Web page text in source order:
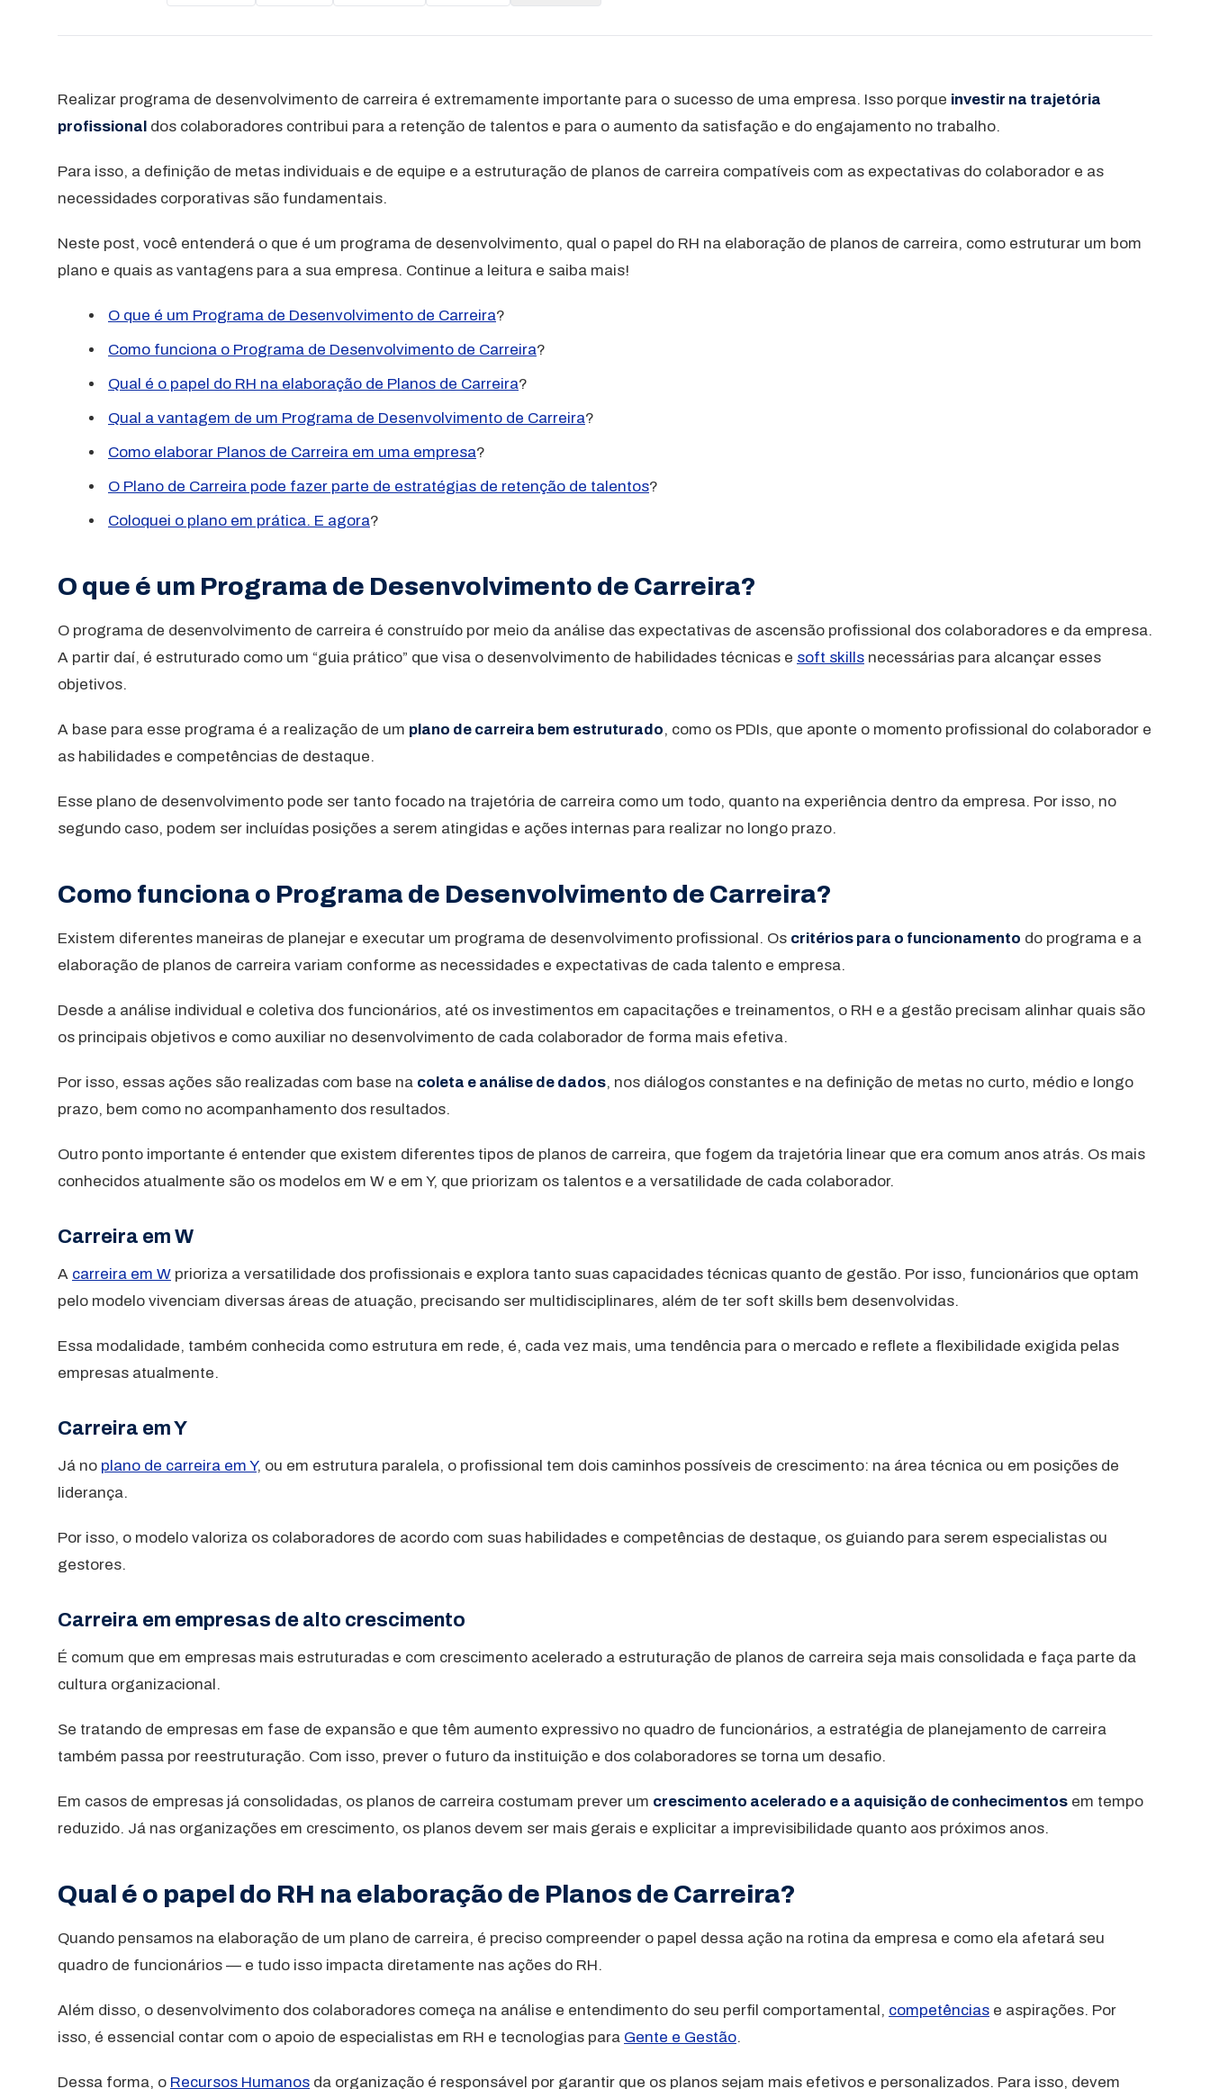
Realizar programa de desenvolvimento de carreira é extremamente importante para o sucesso de uma empresa. Isso porque investir na trajetória
profissional dos colaboradores contribui para a retenção de talentos e para o aumento da satisfação e do engajamento no trabalho.
Para isso, a definição de metas individuais e de equipe e a estruturação de planos de carreira compatíveis com as expectativas do colaborador e as
necessidades corporativas são fundamentais.
Neste post, você entenderá o que é um programa de desenvolvimento, qual o papel do RH na elaboração de planos de carreira, como estruturar um bom
plano e quais as vantagens para a sua empresa. Continue a leitura e saiba mais!
O que é um Programa de Desenvolvimento de Carreira?
Como funciona o Programa de Desenvolvimento de Carreira?
Qual é o papel do RH na elaboração de Planos de Carreira?
Qual a vantagem de um Programa de Desenvolvimento de Carreira?
Como elaborar Planos de Carreira em uma empresa?
O Plano de Carreira pode fazer parte de estratégias de retenção de talentos?
Coloquei o plano em prática. E agora?
O que é um Programa de Desenvolvimento de Carreira?
O programa de desenvolvimento de carreira é construído por meio da análise das expectativas de ascensão profissional dos colaboradores e da empresa.
A partir daí, é estruturado como um “guia prático” que visa o desenvolvimento de habilidades técnicas e soft skills necessárias para alcançar esses
objetivos.
A base para esse programa é a realização de um plano de carreira bem estruturado, como os PDIs, que aponte o momento profissional do colaborador e
as habilidades e competências de destaque.
Esse plano de desenvolvimento pode ser tanto focado na trajetória de carreira como um todo, quanto na experiência dentro da empresa. Por isso, no
segundo caso, podem ser incluídas posições a serem atingidas e ações internas para realizar no longo prazo.
Como funciona o Programa de Desenvolvimento de Carreira?
Existem diferentes maneiras de planejar e executar um programa de desenvolvimento profissional. Os critérios para o funcionamento do programa e a
elaboração de planos de carreira variam conforme as necessidades e expectativas de cada talento e empresa.
Desde a análise individual e coletiva dos funcionários, até os investimentos em capacitações e treinamentos, o RH e a gestão precisam alinhar quais são
os principais objetivos e como auxiliar no desenvolvimento de cada colaborador de forma mais efetiva.
Por isso, essas ações são realizadas com base na coleta e análise de dados, nos diálogos constantes e na definição de metas no curto, médio e longo
prazo, bem como no acompanhamento dos resultados.
Outro ponto importante é entender que existem diferentes tipos de planos de carreira, que fogem da trajetória linear que era comum anos atrás. Os mais
conhecidos atualmente são os modelos em W e em Y, que priorizam os talentos e a versatilidade de cada colaborador.
Carreira em W
A carreira em W prioriza a versatilidade dos profissionais e explora tanto suas capacidades técnicas quanto de gestão. Por isso, funcionários que optam
pelo modelo vivenciam diversas áreas de atuação, precisando ser multidisciplinares, além de ter soft skills bem desenvolvidas.
Essa modalidade, também conhecida como estrutura em rede, é, cada vez mais, uma tendência para o mercado e reflete a flexibilidade exigida pelas
empresas atualmente.
Carreira em Y
Já no plano de carreira em Y, ou em estrutura paralela, o profissional tem dois caminhos possíveis de crescimento: na área técnica ou em posições de
liderança.
Por isso, o modelo valoriza os colaboradores de acordo com suas habilidades e competências de destaque, os guiando para serem especialistas ou
gestores.
Carreira em empresas de alto crescimento
É comum que em empresas mais estruturadas e com crescimento acelerado a estruturação de planos de carreira seja mais consolidada e faça parte da
cultura organizacional.
Se tratando de empresas em fase de expansão e que têm aumento expressivo no quadro de funcionários, a estratégia de planejamento de carreira
também passa por reestruturação. Com isso, prever o futuro da instituição e dos colaboradores se torna um desafio.
Em casos de empresas já consolidadas, os planos de carreira costumam prever um crescimento acelerado e a aquisição de conhecimentos em tempo
reduzido. Já nas organizações em crescimento, os planos devem ser mais gerais e explicitar a imprevisibilidade quanto aos próximos anos.
Qual é o papel do RH na elaboração de Planos de Carreira?
Quando pensamos na elaboração de um plano de carreira, é preciso compreender o papel dessa ação na rotina da empresa e como ela afetará seu
quadro de funcionários — e tudo isso impacta diretamente nas ações do RH.
Além disso, o desenvolvimento dos colaboradores começa na análise e entendimento do seu perfil comportamental, competências e aspirações. Por
isso, é essencial contar com o apoio de especialistas em RH e tecnologias para Gente e Gestão.
Dessa forma, o Recursos Humanos da organização é responsável por garantir que os planos sejam mais efetivos e personalizados. Para isso, devem